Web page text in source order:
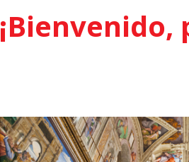
¡Bienvenido,